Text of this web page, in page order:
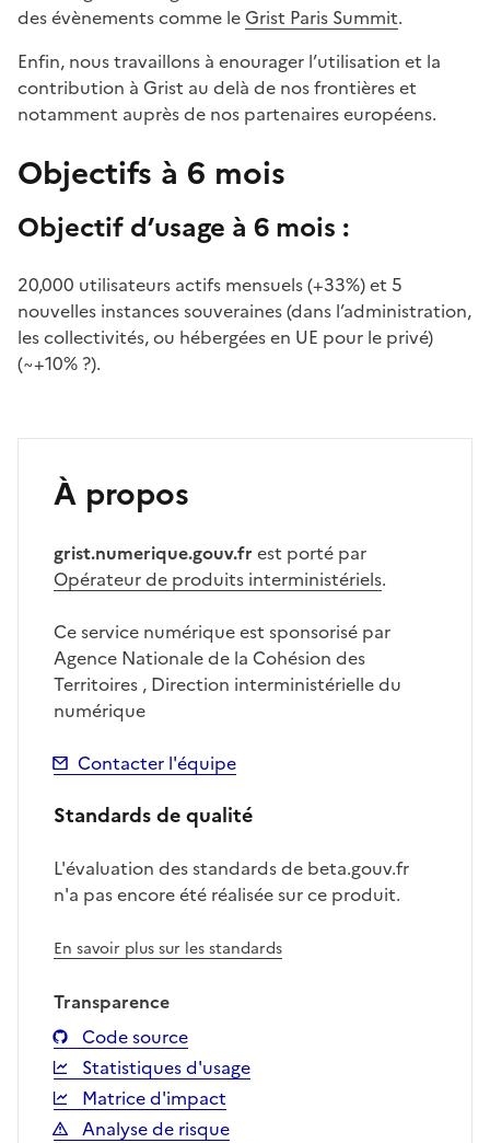
des évènements comme leGrist Paris Summit.
Enfin, nous travaillons à enourager l’utilisation et la
contribution à Grist au delà de nos frontières et
notamment auprès de nos partenaires européens.
Objectifs à 6 mois
Objectif d’usage à 6 mois :
20,000 utilisateurs actifs mensuels (+33%) et 5
nouvelles instances souveraines (dans l’administration,
les collectivités, ou hébergées en UE pour le privé)
(~+10% ?).
À propos
grist.numerique.gouv.fr est porté par
Opérateur de produits interministériels.
Ce service numérique est sponsorisé par
Agence Nationale de la Cohésion des
Territoires , Direction interministérielle du
numérique
Contacter l'équipe
Standards de qualité
L'évaluation des standards de beta.gouv.fr
n'a pas encore été réalisée sur ce produit.
En savoir plus sur les standards
Transparence
Code source
Statistiques d'usage
Matrice d'impact
Analyse de risque